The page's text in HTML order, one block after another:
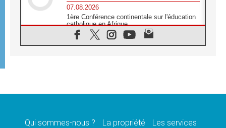
07.08.2026
1ère Conférence continentale sur l'éducation
catholique en Afrique
07.08.2026
Un logo symbolique pour la venue du Pape
07.08.2026
Qui sommes-nous ? La propriété Les services